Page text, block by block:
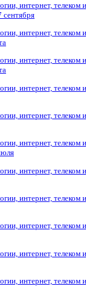
интернет, телеком
сентября
интернет, телеком
интернет, телеком
интернет, телеком
интернет, телеком
интернет, телеком
интернет, телеком
интернет, телеком
интернет, телеком
интернет, телеком
интернет, телеком